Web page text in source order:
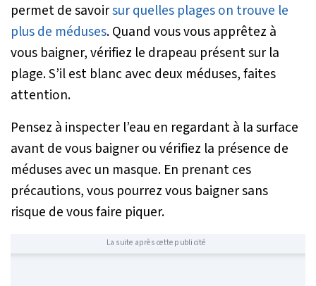
permet de savoirsur quelles plages on trouve le
plus de méduses. Quand vous vous apprêtez à
vous baigner, vérifiez le drapeau présent sur la
plage. S’il est blanc avec deux méduses, faites
attention.
Pensez à inspecter l’eau en regardant à la surface
avant de vous baigner ou vérifiez la présence de
méduses avec un masque. En prenant ces
précautions, vous pourrez vous baigner sans
risque de vous faire piquer.
La suite après cette publicité